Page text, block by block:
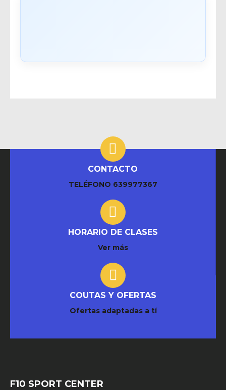
CONTACTO
TELÉFONO 639977367
HORARIO DE CLASES
Ver más
COUTAS Y OFERTAS
Ofertas adaptadas a tí
F10 SPORT CENTER